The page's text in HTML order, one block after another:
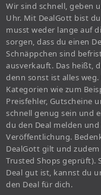
Wir sind schnell, geben
Uhr. Mit DealGott bist
musst weder lange auf
sorgen, dass du einen
Schnäppchen sind
ausverkauft. Das heißt,
denn sonst ist alles
Kategorien wie zum
Preisfehler, Gutscheine
schnell genug sein und
du den Deal melden
Veröffentlichung.
DealGott gilt und
Trusted Shops geprüft).
Deal gut ist, kannst du
den Deal für dich.